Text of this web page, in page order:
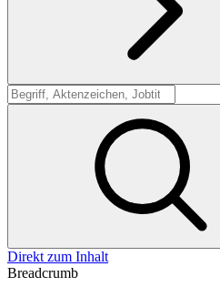
Suche
Direkt zum Inhalt
Breadcrumb